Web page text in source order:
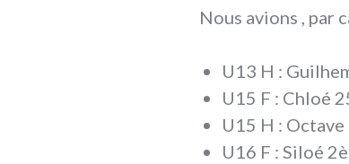
Nous avions , par
U13 H :
U15 F : Chloé
U15 H :
U16 F : Siloé